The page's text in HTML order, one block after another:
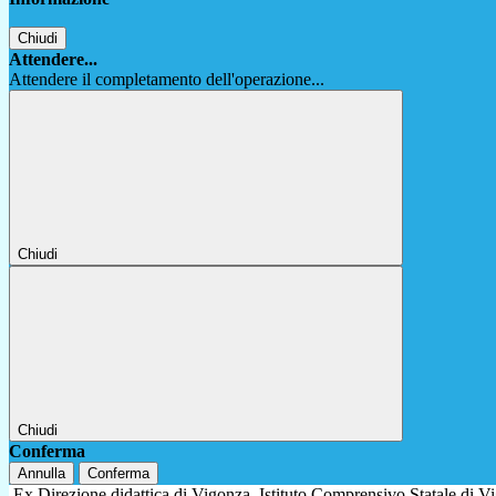
Chiudi
Attendere...
Attendere il completamento dell'operazione...
Chiudi
Chiudi
Conferma
Annulla Conferma